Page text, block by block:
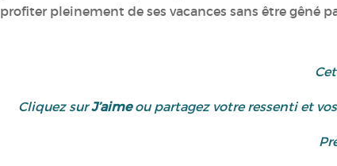
profiter pleinement de ses vacances sans être gêné
Cliquez surJ’aimeou partagez votre ressenti et